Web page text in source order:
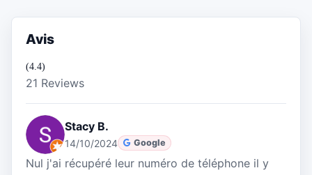
Avis
(4.4)
21 Reviews
Stacy B.
14/10/2024 Google
Nul j'ai récupéré leur numéro de téléphone il y